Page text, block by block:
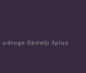
udruge Obitelji 3plus